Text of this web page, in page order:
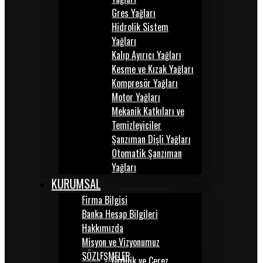
Gres Yağları
Hidrolik Sistem
Yağları
Kalıp Ayırıcı Yağları
Kesme ve Kızak Yağları
Kompresör Yağları
Motor Yağları
Mekanik Katkıları ve
Temizleyiciler
Şanzıman Dişli Yağları
Otomatik Şanzıman
Yağları
KURUMSAL
Firma Bilgisi
Banka Hesap Bilgileri
Hakkımızda
Misyon ve Vizyonumuz
SÖZLEŞMELER